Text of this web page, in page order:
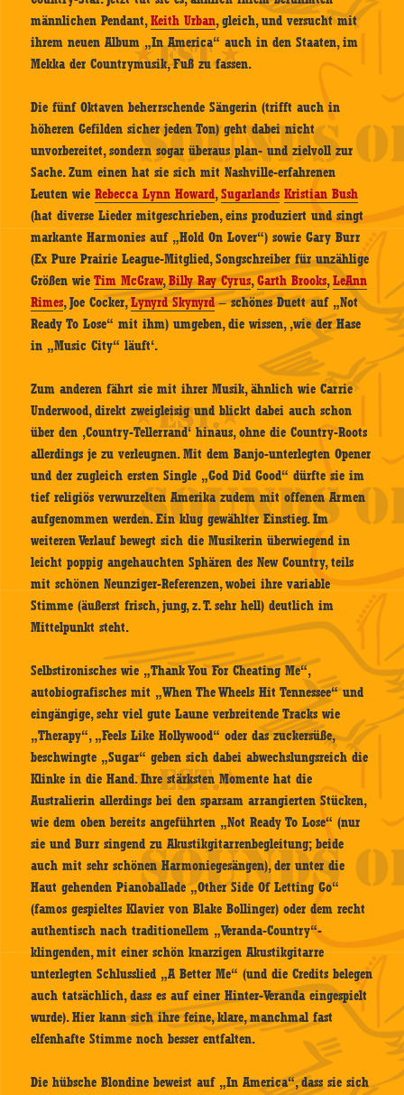
männlichen Pendant,Keith Urban, gleich, und versucht mit
ihrem neuen Album „In America“ auch in den Staaten, im
Mekka der Countrymusik, Fuß zu fassen.
Die fünf Oktaven beherrschende Sängerin (trifft auch in
höheren Gefilden sicher jeden Ton) geht dabei nicht
unvorbereitet, sondern sogar überaus plan- und zielvoll zur
Sache. Zum einen hat sie sich mit Nashville-erfahrenen
Leuten wieRebecca Lynn Howard,Sugarlands Kristian Bush
(hat diverse Lieder mitgeschrieben, eins produziert und singt
markante Harmonies auf „Hold On Lover“) sowie Gary Burr
(Ex Pure Prairie League-Mitglied, Songschreiber für unzählige
Größen wieTim McGraw,Billy Ray Cyrus,Garth Brooks,LeAnn
Rimes, Joe Cocker,Lynyrd Skynyrd– schönes Duett auf „Not
Ready To Lose“ mit ihm) umgeben, die wissen, ‚wie der Hase
in „Music City“ läuft‘.
Zum anderen fährt sie mit ihrer Musik, ähnlich wie Carrie
Underwood, direkt zweigleisig und blickt dabei auch schon
über den ‚Country-Tellerrand‘ hinaus, ohne die Country-Roots
allerdings je zu verleugnen. Mit dem Banjo-unterlegten Opener
und der zugleich ersten Single „God Did Good“ dürfte sie im
tief religiös verwurzelten Amerika zudem mit offenen Armen
aufgenommen werden. Ein klug gewählter Einstieg. Im
weiteren Verlauf bewegt sich die Musikerin überwiegend in
leicht poppig angehauchten Sphären des New Country, teils
mit schönen Neunziger-Referenzen, wobei ihre variable
Stimme (äußerst frisch, jung, z. T. sehr hell) deutlich im
Mittelpunkt steht.
Selbstironisches wie „Thank You For Cheating Me“,
autobiografisches mit „When The Wheels Hit Tennessee“ und
eingängige, sehr viel gute Laune verbreitende Tracks wie
„Therapy“, „Feels Like Hollywood“ oder das zuckersüße,
beschwingte „Sugar“ geben sich dabei abwechslungsreich die
Klinke in die Hand. Ihre stärksten Momente hat die
Australierin allerdings bei den sparsam arrangierten Stücken,
wie dem oben bereits angeführten „Not Ready To Lose“ (nur
sie und Burr singend zu Akustikgitarrenbegleitung; beide
auch mit sehr schönen Harmoniegesängen), der unter die
Haut gehenden Pianoballade „Other Side Of Letting Go“
(famos gespieltes Klavier von Blake Bollinger) oder dem recht
authentisch nach traditionellem „Veranda-Country“-
klingenden, mit einer schön knarzigen Akustikgitarre
unterlegten Schlusslied „A Better Me“ (und die Credits belegen
auch tatsächlich, dass es auf einer Hinter-Veranda eingespielt
wurde). Hier kann sich ihre feine, klare, manchmal fast
elfenhafte Stimme noch besser entfalten.
Die hübsche Blondine beweist auf „In America“, dass sie sich